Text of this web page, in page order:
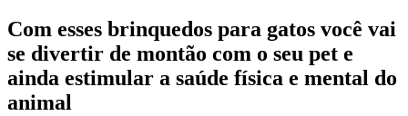
Com esses brinquedos para gatos você vai
se divertir de montão com o seu pet e
ainda estimular a saúde física e mental do
animal